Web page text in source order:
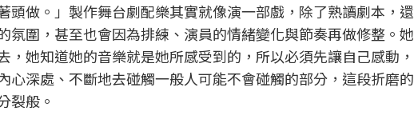
頭做。」製作舞台劇配樂其實就像演一部戲，除了熟讀劇本，
氛圍，甚至也會因為排練、演員的情緒變化與節奏再做修整。
，她知道她的音樂就是她所感受到的，所以必須先讓自己感動
心深處、不斷地去碰觸一般人可能不會碰觸的部分，這段折磨
裂般。